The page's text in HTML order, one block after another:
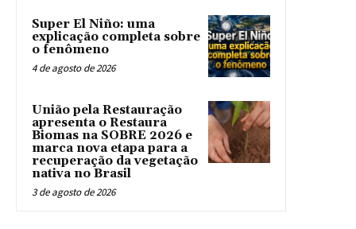
Super El Niño: uma
explicação completa sobre
o fenômeno
4 de agosto de 2026
União pela Restauração
apresenta o Restaura
Biomas na SOBRE 2026 e
marca nova etapa para a
recuperação da vegetação
nativa no Brasil
3 de agosto de 2026